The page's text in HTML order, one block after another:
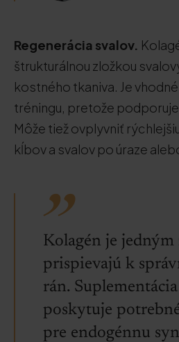
Regenerácia svalov.
štrukturálnou zložkou
kostného tkaniva. Je
tréningu, pretože
Môže tiež ovplyvniť
kĺbov a svalov po úraze
Kolagén je
prispievajú k
rán.
poskytuje
pre endogénnu